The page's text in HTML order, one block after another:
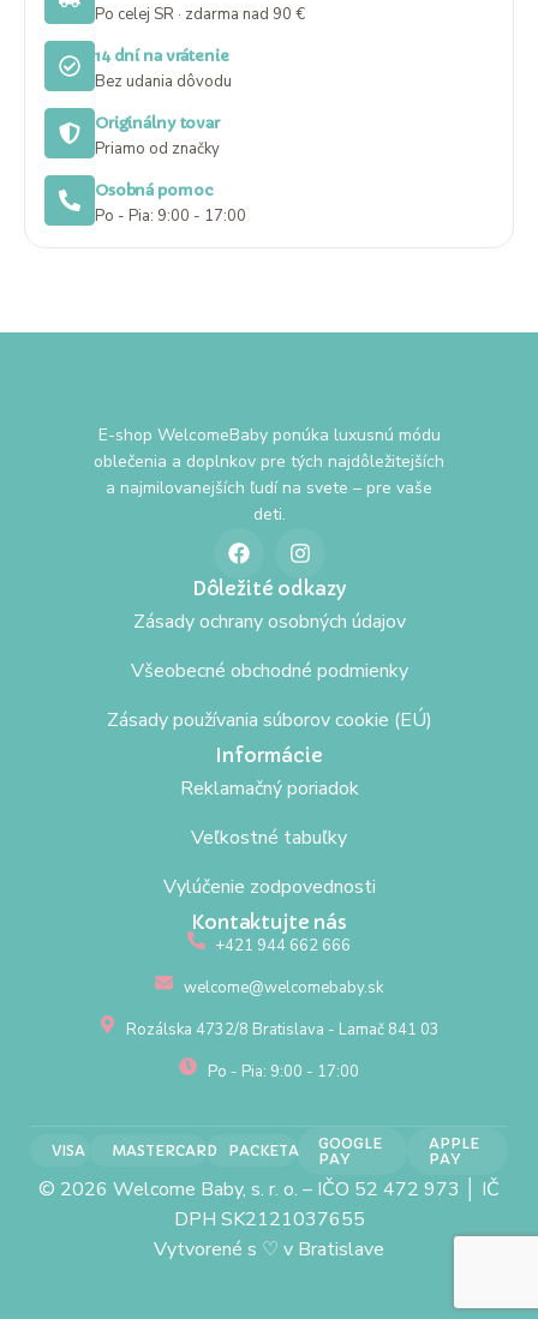
Po celej SR · zdarma nad 90 €
14 dní na vrátenie
Bez udania dôvodu
Originálny tovar
Priamo od značky
Osobná pomoc
Po - Pia: 9:00 - 17:00
E-shop WelcomeBaby ponúka luxusnú módu
oblečenia a doplnkov pre tých najdôležitejších
a najmilovanejších ľudí na svete – pre vaše
deti.
Dôležité odkazy
Zásady ochrany osobných údajov
Všeobecné obchodné podmienky
Zásady používania súborov cookie (EÚ)
Informácie
Reklamačný poriadok
Veľkostné tabuľky
Vylúčenie zodpovednosti
Kontaktujte nás
+421 944 662 666
welcome@welcomebaby.sk
Rozálska 4732/8 Bratislava - Lamač 841 03
Po - Pia: 9:00 - 17:00
VISA MASTERCARD PACKETA
GOOGLE
PAY
APPLE
PAY
© 2026 Welcome Baby, s. r. o. – IČO 52 472 973 │ IČ
DPH SK2121037655
Vytvorené s ♡ v Bratislave